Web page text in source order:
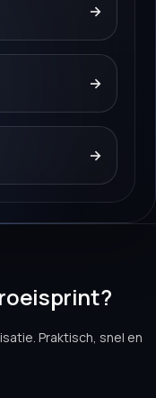
→
→
→
Praktisch, snel en